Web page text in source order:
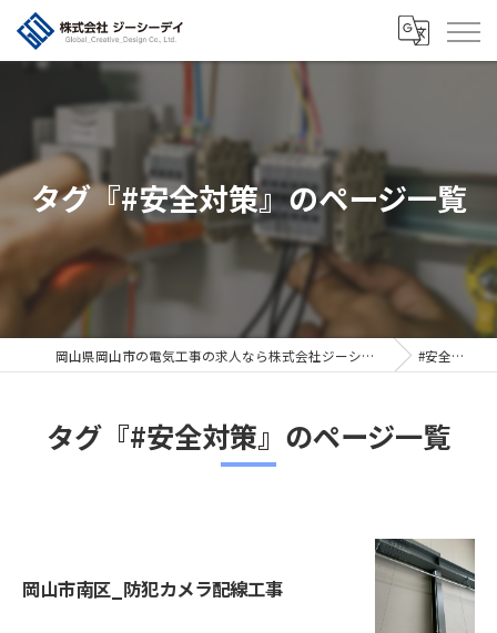
タグ『#安全対策』のページ一覧
岡山県岡山市の電気工事の求人なら株式会社ジーシーデイ #安全対策
タグ『#安全対策』のページ一覧
岡山市南区_防犯カメラ配線工事